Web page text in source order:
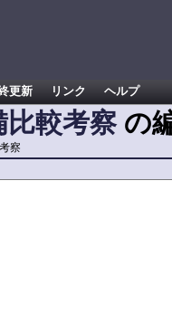
更新 リンク ヘルプ
比較考察の
察